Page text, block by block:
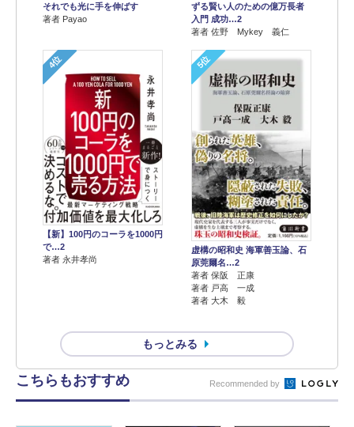
それでも光に手を伸ばす
著者 Payao
ずる賢い人のための億万長者
入門 成功…2
著者 佐野 Mykey 義仁
4位
【新】100円のコーラを1000円
で…2
著者 永井孝尚
5位
虚構の昭和史 海軍善玉論、石
原莞爾名…2
著者 保阪 正康
著者 戸高 一成
著者 大木 毅
もっとみる
こちらもおすすめ Recommended by